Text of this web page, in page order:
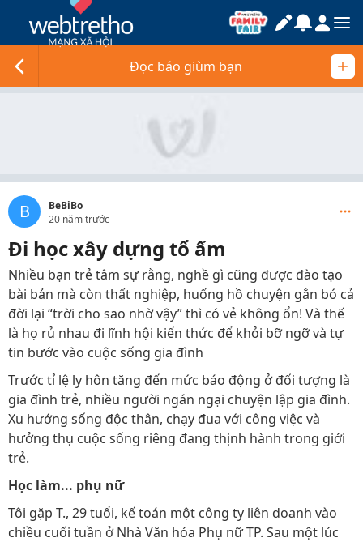
Đọc báo giùm bạn
B
BeBiBo
20 năm trước
Đi học xây dựng tổ ấm
Nhiều bạn trẻ tâm sự rằng, nghề gì cũng được đào tạo
bài bản mà còn thất nghiệp, huống hồ chuyện gắn bó cả
đời lại “trời cho sao nhờ vậy” thì có vẻ không ổn! Và thế
là họ rủ nhau đi lĩnh hội kiến thức để khỏi bỡ ngỡ và tự
tin bước vào cuộc sống gia đình
Trước tỉ lệ ly hôn tăng đến mức báo động ở đối tượng là
gia đình trẻ, nhiều người ngán ngại chuyện lập gia đình.
Xu hướng sống độc thân, chạy đua với công việc và
hưởng thụ cuộc sống riêng đang thịnh hành trong giới
trẻ.
Học làm... phụ nữ
Tôi gặp T., 29 tuổi, kế toán một công ty liên doanh vào
chiều cuối tuần ở Nhà Văn hóa Phụ nữ TP. Sau một lúc